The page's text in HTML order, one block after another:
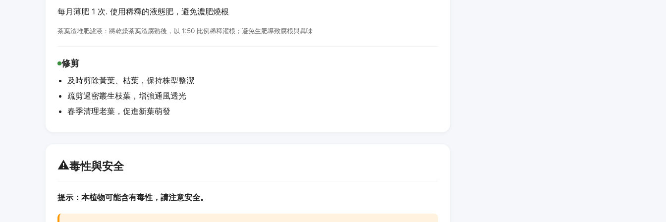
每月薄肥 1 次. 使用稀釋的液態肥，避免濃肥燒根
茶葉渣堆肥濾液：將乾燥茶葉渣腐熟後，以 1:50 比例稀釋灌根；避免生肥導致腐根與異味
修剪
及時剪除黃葉、枯葉，保持株型整潔
疏剪過密叢生枝葉，增強通風透光
春季清理老葉，促進新葉萌發
⚠️毒性與安全
提示：本植物可能含有毒性，請注意安全。